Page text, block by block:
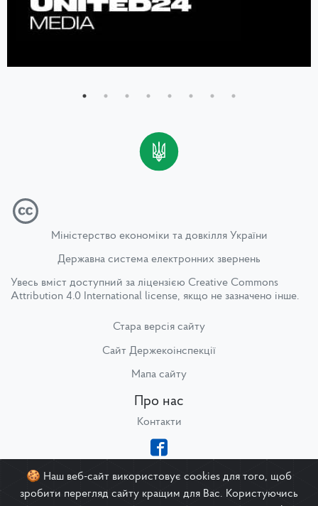
Міністерство економіки та довкілля України
Державна система електронних звернень
Увесь вміст доступний за ліцензією Creative Commons
Attribution 4.0 International license, якщо не зазначено інше.
Стара версія сайту
Сайт Держекоінспекції
Мапа сайту
Про нас
Контакти
🍪 Наш веб-сайт використовує cookies для того, щоб
зробити перегляд сайту кращим для Вас. Користуючись